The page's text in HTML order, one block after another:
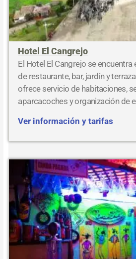
Hotel El Cangrejo
El Hotel El Cangrejo se encuentra
de restaurante, bar, jardín y
ofrece servicio de habitaciones,
aparcacoches y organización de
Ver información y tarifas